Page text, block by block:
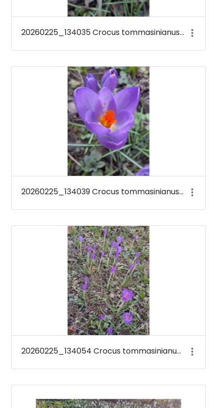
20260225_134035 Crocus tommasinianus &#39;Barr&#39;s Purple&#39;
20260225_134039 Crocus tommasinianus &#39;Barr&#39;s Purple&#39;
20260225_134054 Crocus tommasinianus &#39;Barr&#39;s Purple&#39;